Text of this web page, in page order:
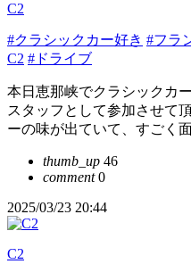
C2
#クラシックカー好き #フラ
C2 #ドライブ
本日恵那峡でクラシックカ
スタッフとして参加させて
ーの味が出ていて、すごく
thumb_up 46
comment0
2025/03/23 20:44
C2